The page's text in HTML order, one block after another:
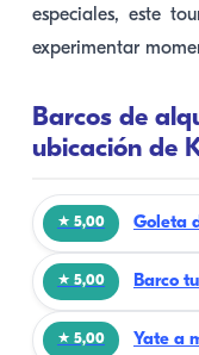
especiales, este
experimentar
Barcos de
ubicación de
★ 5,00 Goleta
★ 5,00 Barco
★ 5,00 Yate a